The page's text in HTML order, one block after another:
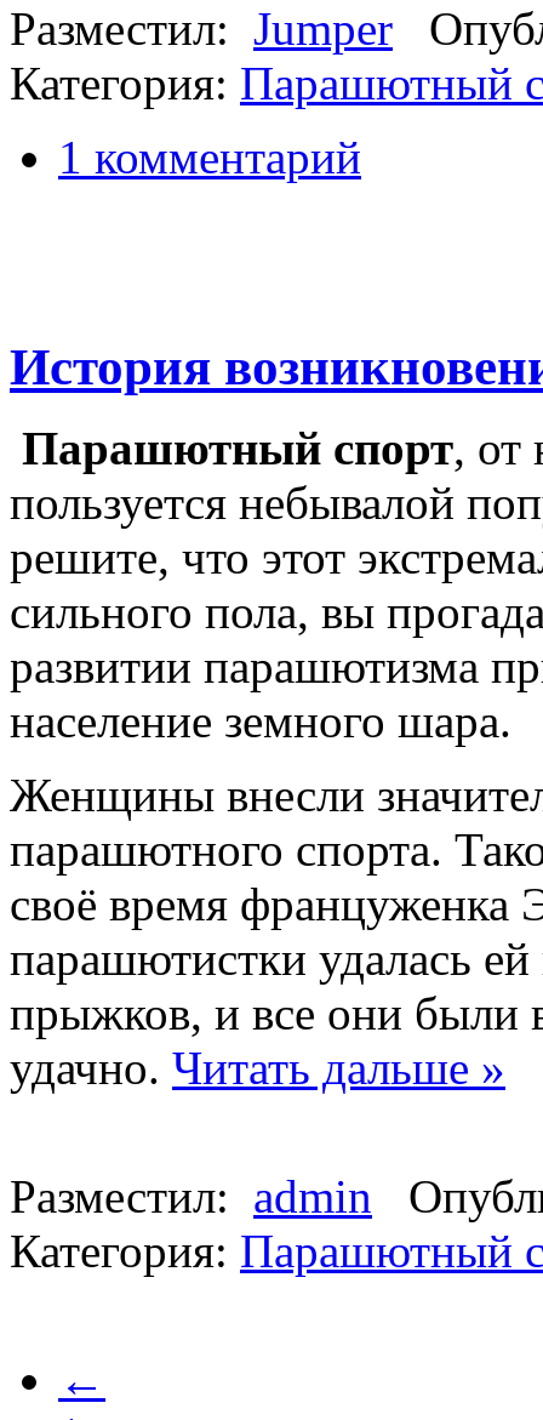
Разместил: Jumper
Категория: Парашютный
1 комментарий
История
Парашютный спорт, от
пользуется небывалой
решите, что этот
сильного пола, вы
развитии парашютизма
население земного шара.
Женщины внесли
парашютного спорта.
своё время француженка
парашютистки удалась
прыжков, и все они были
удачно. Читать дальше »
Разместил: admin
Категория: Парашютный
←